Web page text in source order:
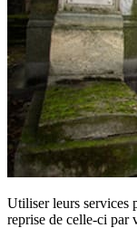
Utiliser leurs services
reprise de celle-ci par